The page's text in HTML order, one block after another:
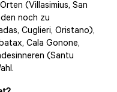
(Villasimius, San
noch zu
Cuglieri, Oristano),
Cala Gonone,
(Santu